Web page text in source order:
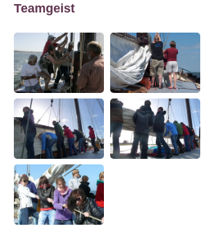
Teamgeist